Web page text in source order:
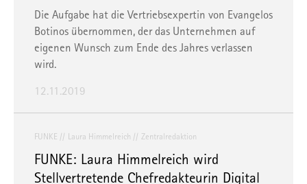
Die Aufgabe hat die Vertriebsexpertin von Evangelos
Botinos übernommen, der das Unternehmen auf
eigenen Wunsch zum Ende des Jahres verlassen
wird.
12.11.2019
FUNKE Laura Himmelreich Zentralredaktion
FUNKE: Laura Himmelreich wird
Stellvertretende Chefredakteurin Digital